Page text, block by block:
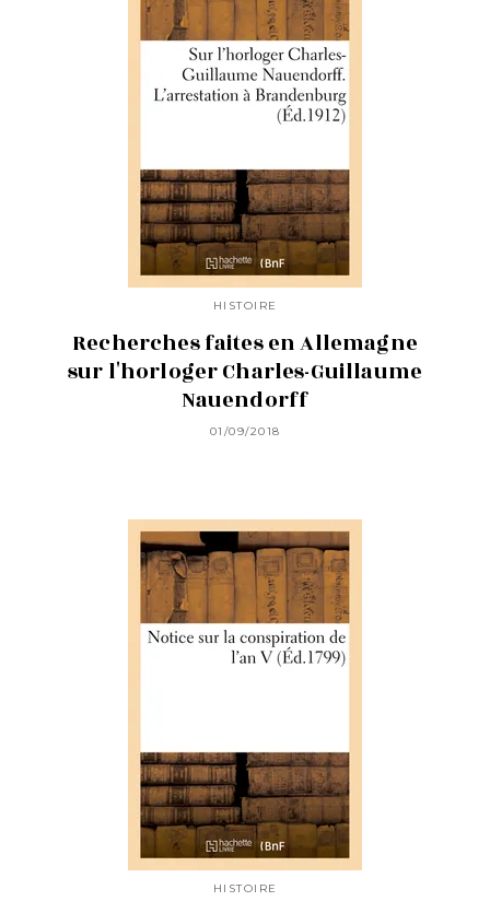
HISTOIRE
Recherches faites en Allemagne
sur l'horloger Charles-Guillaume
Nauendorff
01/09/2018
HISTOIRE